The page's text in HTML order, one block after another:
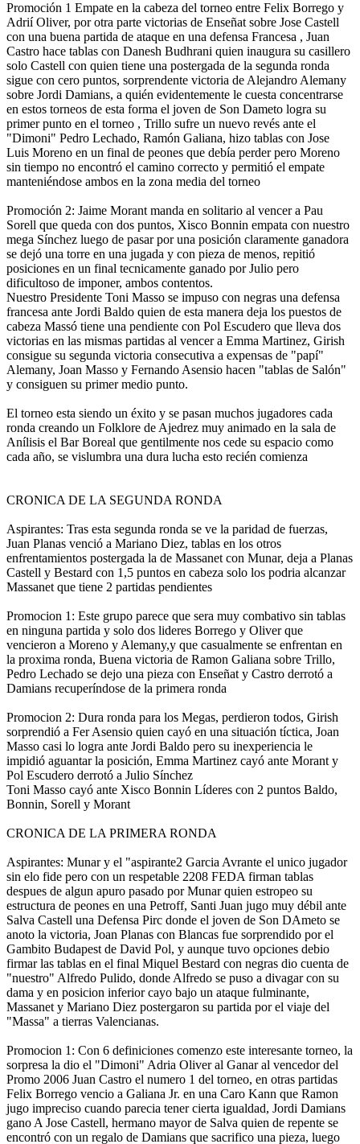
Promoción 1 Empate en la cabeza del torneo entre Felix Borrego y
Adrií Oliver, por otra parte victorias de Enseñat sobre Jose Castell
con una buena partida de ataque en una defensa Francesa , Juan
Castro hace tablas con Danesh Budhrani quien inaugura su casillero
solo Castell con quien tiene una postergada de la segunda ronda
sigue con cero puntos, sorprendente victoria de Alejandro Alemany
sobre Jordi Damians, a quién evidentemente le cuesta concentrarse
en estos torneos de esta forma el joven de Son Dameto logra su
primer punto en el torneo , Trillo sufre un nuevo revés ante el
"Dimoni" Pedro Lechado, Ramón Galiana, hizo tablas con Jose
Luis Moreno en un final de peones que debí­a perder pero Moreno
sin tiempo no encontró el camino correcto y permitió el empate
manteniéndose ambos en la zona media del torneo
Promoción 2: Jaime Morant manda en solitario al vencer a Pau
Sorell que queda con dos puntos, Xisco Bonnin empata con nuestro
mega Sínchez luego de pasar por una posición claramente ganadora
se dejó una torre en una jugada y con pieza de menos, repitió
posiciones en un final tecnicamente ganado por Julio pero
dificultoso de imponer, ambos contentos.
Nuestro Presidente Toni Masso se impuso con negras una defensa
francesa ante Jordi Baldo quien de esta manera deja los puestos de
cabeza Massó tiene una pendiente con Pol Escudero que lleva dos
victorias en las mismas partidas al vencer a Emma Martinez, Girish
consigue su segunda victoria consecutiva a expensas de "papí"
Alemany, Joan Masso y Fernando Asensio hacen "tablas de Salón"
y consiguen su primer medio punto.
El torneo esta siendo un éxito y se pasan muchos jugadores cada
ronda creando un Folklore de Ajedrez muy animado en la sala de
Anílisis el Bar Boreal que gentilmente nos cede su espacio como
cada año, se vislumbra una dura lucha esto recién comienza
CRONICA DE LA SEGUNDA RONDA
Aspirantes: Tras esta segunda ronda se ve la paridad de fuerzas,
Juan Planas venció a Mariano Diez, tablas en los otros
enfrentamientos postergada la de Massanet con Munar, deja a Planas
Castell y Bestard con 1,5 puntos en cabeza solo los podria alcanzar
Massanet que tiene 2 partidas pendientes
Promocion 1: Este grupo parece que sera muy combativo sin tablas
en ninguna partida y solo dos lideres Borrego y Oliver que
vencieron a Moreno y Alemany,y que casualmente se enfrentan en
la proxima ronda, Buena victoria de Ramon Galiana sobre Trillo,
Pedro Lechado se dejo una pieza con Enseñat y Castro derrotó a
Damians recuperíndose de la primera ronda
Promocion 2: Dura ronda para los Megas, perdieron todos, Girish
sorprendió a Fer Asensio quien cayó en una situación tíctica, Joan
Masso casi lo logra ante Jordi Baldo pero su inexperiencia le
impidió aguantar la posición, Emma Martinez cayó ante Morant y
Pol Escudero derrotó a Julio Sínchez
Toni Masso cayó ante Xisco Bonnin Lí­deres con 2 puntos Baldo,
Bonnin, Sorell y Morant
CRONICA DE LA PRIMERA RONDA
Aspirantes: Munar y el "aspirante2 Garcia Avrante el unico jugador
sin elo fide pero con un respetable 2208 FEDA firman tablas
despues de algun apuro pasado por Munar quien estropeo su
estructura de peones en una Petroff, Santi Juan jugo muy débil ante
Salva Castell una Defensa Pirc donde el joven de Son DAmeto se
anoto la victoria, Joan Planas con Blancas fue sorprendido por el
Gambito Budapest de David Pol, y aunque tuvo opciones debio
firmar las tablas en el final Miquel Bestard con negras dio cuenta de
"nuestro" Alfredo Pulido, donde Alfredo se puso a divagar con su
dama y en posicion inferior cayo bajo un ataque fulminante,
Massanet y Mariano Diez postergaron su partida por el viaje del
"Massa" a tierras Valencianas.
Promocion 1: Con 6 definiciones comenzo este interesante torneo, la
sorpresa la dio el "Dimoni" Adria Oliver al Ganar al vencedor del
Promo 2006 Juan Castro el numero 1 del torneo, en otras partidas
Felix Borrego vencio a Galiana Jr. en una Caro Kann que Ramon
jugo impreciso cuando parecia tener cierta igualdad, Jordi Damians
gano A Jose Castell, hermano mayor de Salva quien de repente se
encontró con un regalo de Damians que sacrifico una pieza, luego